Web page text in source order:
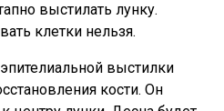
выстилать лунку.
клетки нельзя.
выстилки
кости. Он